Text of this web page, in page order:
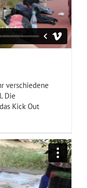
verschiedene
Die
Kick Out